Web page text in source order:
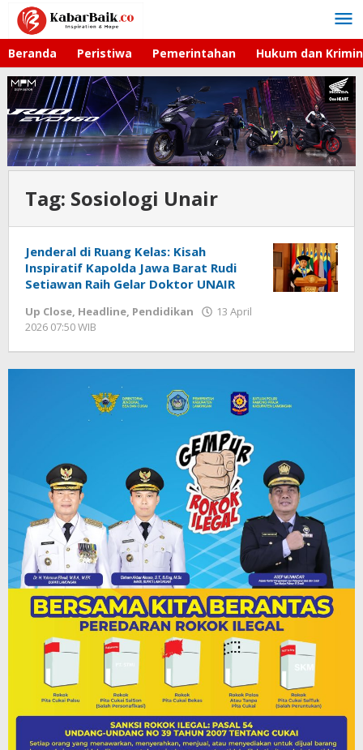
Lewati
konten
Beranda Peristiwa Pemerintahan Hukum dan
Tag: Sosiologi Unair
Jenderal di Ruang Kelas: Kisah
Inspiratif Kapolda Jawa Barat Rudi
Setiawan Raih Gelar Doktor UNAIR
Up Close, Headline, Pendidikan
13 April
2026 07:50 WIB